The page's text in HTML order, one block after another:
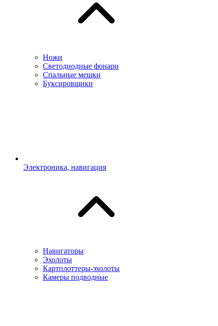
Ножи
Светодиодные фонари
Спальные мешки
Буксировщики
Электроника, навигация
Навигаторы
Эхолоты
Картплоттеры-эхолоты
Камеры подводные